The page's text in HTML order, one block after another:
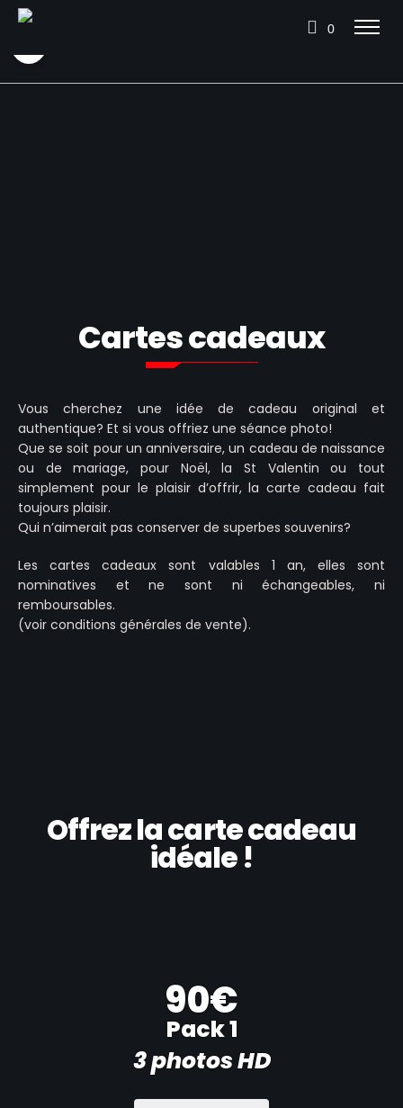
0
Cartes cadeaux
Vous cherchez une idée de cadeau original et
authentique? Et si vous offriez une séance photo!
Que se soit pour un anniversaire, un cadeau de naissance
ou de mariage, pour Noël, la St Valentin ou tout
simplement pour le plaisir d’offrir, la carte cadeau fait
toujours plaisir.
Qui n’aimerait pas conserver de superbes souvenirs?
Les cartes cadeaux sont valables 1 an, elles sont
nominatives et ne sont ni échangeables, ni
remboursables.
(voir conditions générales de vente).
Offrez la carte cadeau
idéale !
90€
Pack 1
3 photos HD